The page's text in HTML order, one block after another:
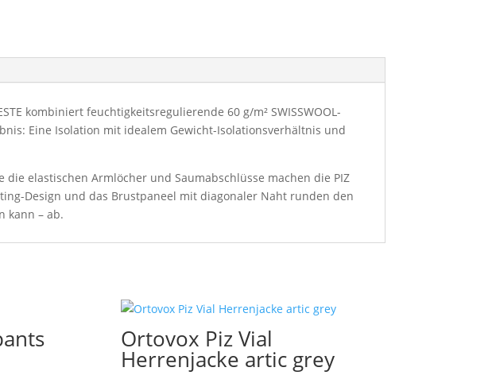
kombiniert feuchtigkeitsregulierende 60 g/m² SWISSWOOL-
Eine Isolation mit idealem Gewicht-Isolationsverhältnis und
elastischen Armlöcher und Saumabschlüsse machen die PIZ
Design und das Brustpaneel mit diagonaler Naht runden den
kann – ab.
Ortovox Piz Vial
Herrenjacke artic grey